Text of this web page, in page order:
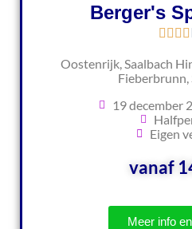
Berger's
Oostenrijk, Saalbach
Fieberbrunn,
19 december
Eigen
vanaf
Meer info